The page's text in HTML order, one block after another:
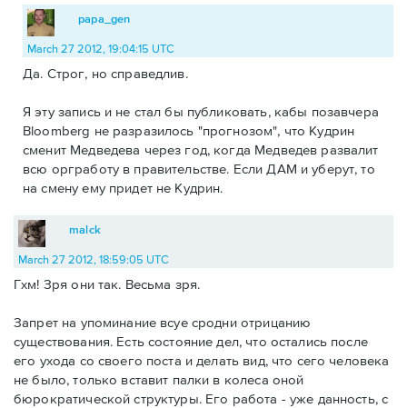
papa_gen
March 27 2012, 19:04:15 UTC
Да. Строг, но справедлив.
Я эту запись и не стал бы публиковать, кабы позавчера
Bloomberg не разразилось "прогнозом", что Кудрин
сменит Медведева через год, когда Медведев развалит
всю оргработу в правительстве. Если ДАМ и уберут, то
на смену ему придет не Кудрин.
malck
March 27 2012, 18:59:05 UTC
Гхм! Зря они так. Весьма зря.
Запрет на упоминание всуе сродни отрицанию
существования. Есть состояние дел, что остались после
его ухода со своего поста и делать вид, что сего человека
не было, только вставит палки в колеса оной
бюрократической структуры. Его работа - уже данность, с